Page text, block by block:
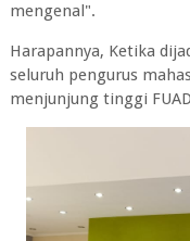
mengenal".
Harapannya, Ketika
seluruh pengurus
menjunjung tinggi